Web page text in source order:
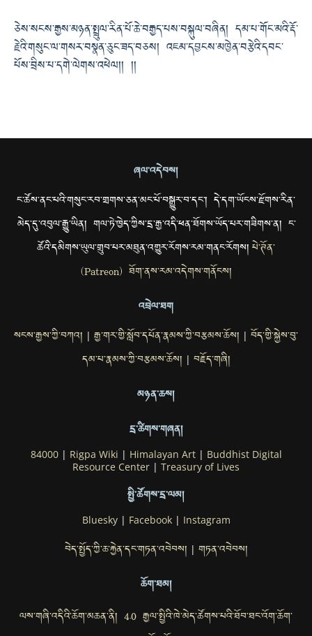
ཅེས་སངས་རྒྱས་མཉན་སྤྲུལ་རིན་པོ་ཆེ་བརྒྱད་པས་བསྐུལ་བཞིན། དམ་པ་གོང་མའི་རྡོ་
རྗེའི་གསུང་ལ་གསར་བསྣན་ཅུང་ཟད་བཅས། འཇམ་དབྱངས་མཁྱེན་བརྩེའི་དབང་
པོས་བྲིས་པ་དགེ་ལེགས་འཕེལ།། །།
ཞལ་འདེབས།
ང་ཚོས་ནང་པའི་གསུང་རབ་གྲགས་ཅན་མང་པོ་བསྒྱུར་བ་དང་། དེ་དག་ཡོངས་རྫོགས་རིན་
མེད་དུ་འབུལ་རྒྱུ་ཡིན། གལ་ཏེ་ཁྱེད་ཀྱིས་དྲ་རྒྱ་འདི་ཕན་ཐོགས་ཡོད་པར་གཟིགས་ན། ང་
ཚོའི་དམིགས་ཡུལ་གྲུབ་པར་མཐུན་འགྱུར་རོགས་རམ་གནང་རོགས།པེ་ཊོན་
(Patreon) ཐོག་ནས་རམ་འདེགས་གནོངས།
འབྲེལ་ཐག
སངས་རྒྱས་ཀྱི་བཀའ། | རྒྱ་གར་གྱི་སློབ་དཔོན་རྣམས་ཀྱི་བརྩམས་ཆོས། | བོད་གྱི་སྐྱེས་བུ་
དམ་པ་རྣམས་ཀྱི་བརྩམས་ཆོས། | བརྗོད་གཞི།
མཉན་ཆས།
དྲ་ཚིགས་གཞན།
84000| Rigpa Wiki | Himalayan Art| Buddhist Digital
Resource Center | Treasury of Lives
སྤྱི་ཚོགས་དྲ་ལམ།
Bluesky| Facebook| Instagram
བེད་སྤྱོད་ཀྱི་ཆ་རྐྱེན་དང་གཏན་འབེབས། | གཏན་འབེབས།
ཆོག་ཐམ།
ལས་གཞི་འདིའི་ཆོག་མཆན་ནི། 4.0 རྒྱལ་སྤྱིའི་ཁེ་མེད་ཚོགས་པའི་ཐོབ་ཐང་འོག་ཆོག་